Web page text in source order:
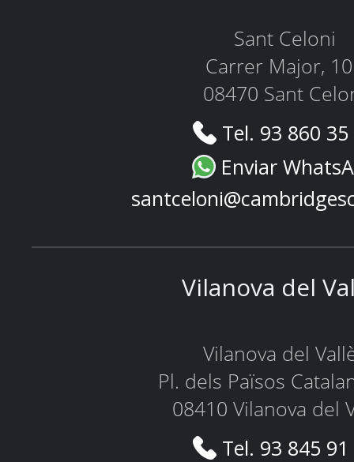
Sant Celoni
Carrer Major,
08470 Sant
Tel. 93 860
Enviar
Vilanova del
Vilanova del
Pl. dels Països
08410 Vilanova del
Tel. 93 845